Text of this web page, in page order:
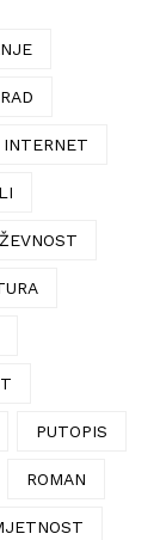
INTERNET
PUTOPIS
ROMAN